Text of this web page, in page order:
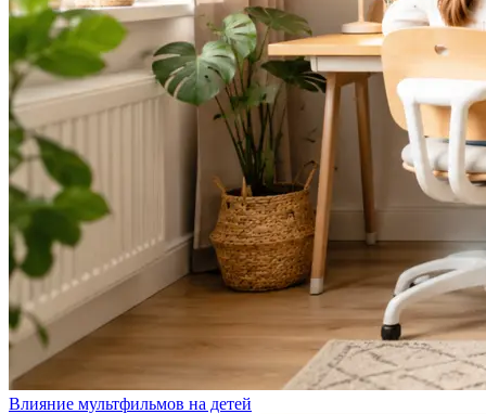
Влияние мультфильмов на детей